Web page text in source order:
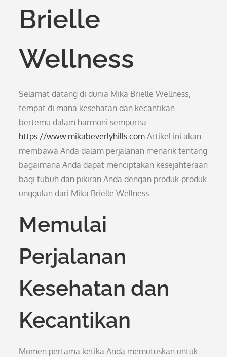
Brielle
Wellness
Selamat datang di dunia Mika Brielle Wellness,
tempat di mana kesehatan dan kecantikan
bertemu dalam harmoni sempurna.
https://www.mikabeverlyhills.com Artikel ini akan
membawa Anda dalam perjalanan menarik tentang
bagaimana Anda dapat menciptakan kesejahteraan
bagi tubuh dan pikiran Anda dengan produk-produk
unggulan dari Mika Brielle Wellness.
Memulai
Perjalanan
Kesehatan dan
Kecantikan
Momen pertama ketika Anda memutuskan untuk